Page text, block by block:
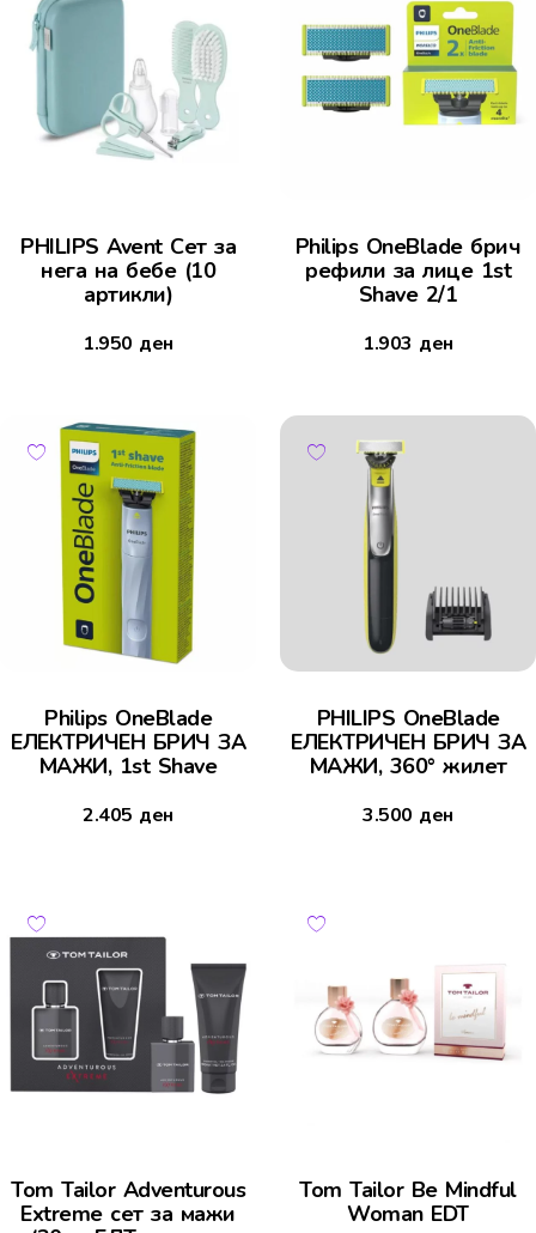
PHILIPS Avent Сет за
нега на бебе (10
артикли)
1.950 ден
Philips OneBlade брич
рефили за лице 1st
Shave 2/1
1.903 ден
Philips OneBlade
ЕЛЕКТРИЧЕН БРИЧ ЗА
МАЖИ, 1st Shave
2.405 ден
PHILIPS OneBlade
ЕЛЕКТРИЧЕН БРИЧ ЗА
МАЖИ, 360° жилет
3.500 ден
Tom Tailor Adventurous
Extreme сет за мажи
Tom Tailor Be Mindful
Woman EDT